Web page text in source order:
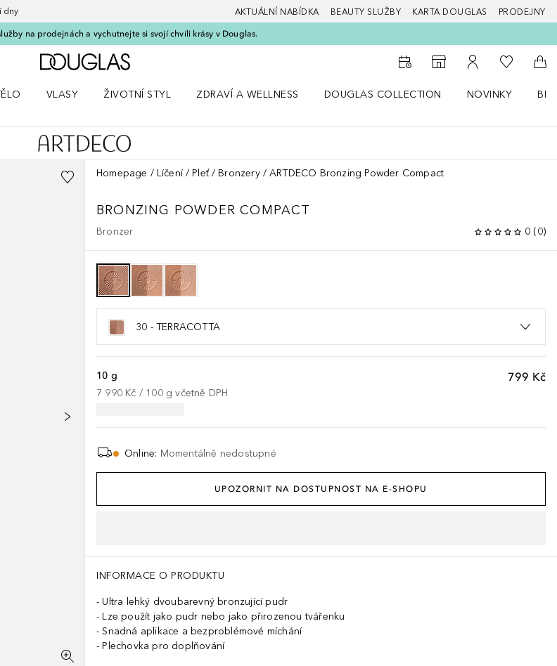
dny AKTUÁLNÍ NABÍDKA BEAUTY SLUŽBY KARTA DOUGLAS PRODEJNY
na prodejnách a vychutnejte si svojí chvíli krásy v Douglas.
Domů
K vyhledávači prodejen
K mému účtu
K mému
Do
VLASY
ŽIVOTNÍ STYL
ZDRAVÍ A WELLNESS
DOUGLAS COLLECTION
NOVINKY
Homepage Líčení Pleť Bronzery ARTDECO Bronzing Powder Compact
BRONZING POWDER COMPACT
Bronzer 0 (0)
30 - TERRACOTTA
799 Kč
10 g
7 990 Kč / 100 g včetně DPH
Online: Momentálně nedostupné
UPOZORNIT NA DOSTUPNOST NA E-SHOPU
INFORMACE O PRODUKTU
Ultra lehký dvoubarevný bronzující pudr
Lze použít jako pudr nebo jako přirozenou tvářenku
Snadná aplikace a bezproblémové míchání
Plechovka pro doplňování